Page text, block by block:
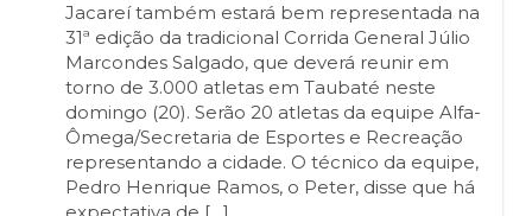
Jacareí também estará bem representada na
31ª edição da tradicional Corrida General Júlio
Marcondes Salgado, que deverá reunir em
torno de 3.000 atletas em Taubaté neste
domingo (20). Serão 20 atletas da equipe Alfa-
Ômega/Secretaria de Esportes e Recreação
representando a cidade. O técnico da equipe,
Pedro Henrique Ramos, o Peter, disse que há